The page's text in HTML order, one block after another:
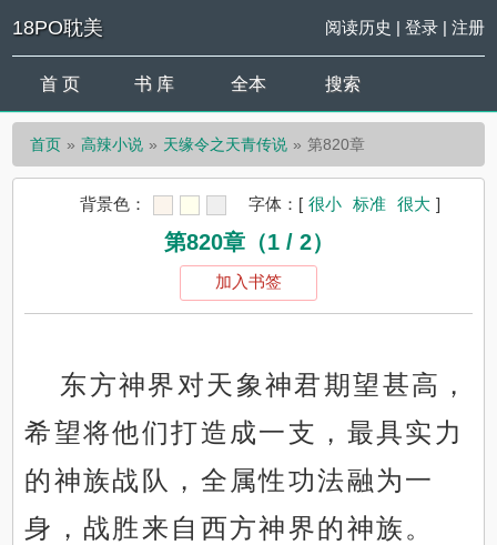
18PO耽美 阅读历史 | 登录| 注册
首 页 书 库 全本 搜索
首页 高辣小说 天缘令之天青传说 第820章
背景色： 字体： [ 很小 标准 很大 ]
第820章（1 / 2）
加入书签
东方神界对天象神君期望甚高，
希望将他们打造成一支，最具实力
的神族战队，全属性功法融为一
身，战胜来自西方神界的神族。